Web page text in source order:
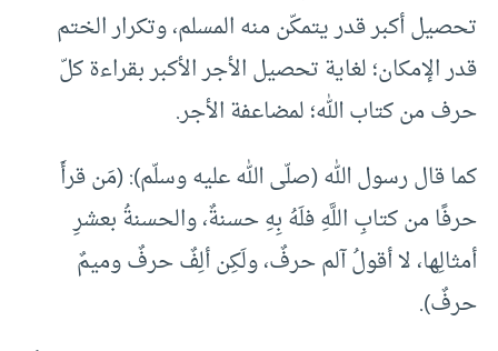
تحصيل أكبر قدر يتمكّن منه المسلم، وتكرار الختم
قدر الإمكان؛ لغاية تحصيل الأجر الأكبر بقراءة كلّ
حرف من كتاب الله؛ لمضاعفة الأجر.
كما قال رسول الله (صلّى الله عليه وسلّم): (مَن قرأَ
حرفًا من كتابِ اللَّهِ فلَهُ بِهِ حسنةٌ، والحسنةُ بعشرِ
أمثالِها، لا أقولُ آلم حرفٌ، ولَكِن ألِفٌ حرفٌ وميمٌ
حرفٌ).